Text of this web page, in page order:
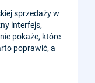
sprzedaży w
interfejs,
pokaże, które
poprawić, a